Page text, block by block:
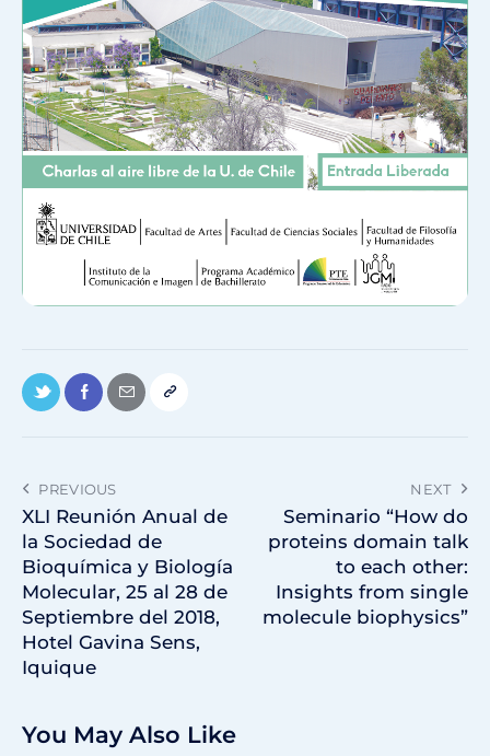
PREVIOUS
XLI Reunión Anual de
la Sociedad de
Bioquímica y Biología
Molecular, 25 al 28 de
Septiembre del 2018,
Hotel Gavina Sens,
Iquique
NEXT
Seminario “How do
proteins domain talk
to each other:
Insights from single
molecule biophysics”
You May Also Like